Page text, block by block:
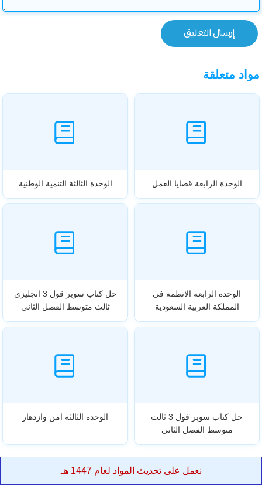
مواد متعلقة
الوحدة الرابعة قضايا العمل الوحدة الثالثة التنمية الوطنية
الوحدة الرابعة الانظمة في
المملكة العربية السعودية
حل كتاب سوبر قول 3 انجليزي
ثالث متوسط الفصل الثاني
حل كتاب سوبر قول 3 ثالث
متوسط الفصل الثاني
الوحدة الثالثة امن وازدهار
نعمل على تحديث المواد لعام 1447 هـ